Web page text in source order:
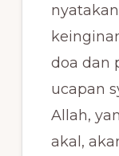
doa dan
ucapan
Allah,
akal,